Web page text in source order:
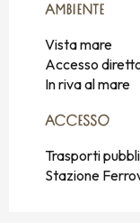
AMBIENTE
AMBIENTE
Vista mare
Accesso
In riva al mare
ACCESSO
ACCESSO
Trasporti
Stazione